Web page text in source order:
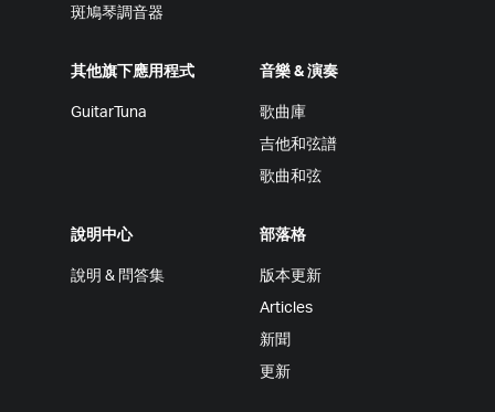
斑鳩琴調音器
其他旗下應用程式
GuitarTuna
音樂 & 演奏
歌曲庫
吉他和弦譜
歌曲和弦
說明中心
說明 & 問答集
部落格
版本更新
Articles
新聞
更新